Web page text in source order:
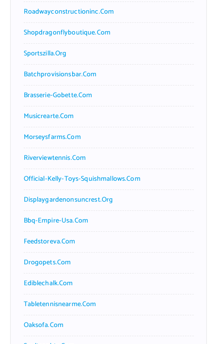
Roadwayconstructioninc.com
Shopdragonflyboutique.com
Sportszilla.org
Batchprovisionsbar.com
Brasserie-Gobette.com
Musicrearte.com
Morseysfarms.com
Riverviewtennis.com
Official-Kelly-Toys-Squishmallows.com
Displaygardenonsuncrest.org
Bbq-Empire-Usa.com
Feedstoreva.com
Drogopets.com
Ediblechalk.com
Tabletennisnearme.com
Oaksofa.com